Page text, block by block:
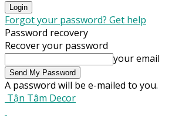
Forgot your password? Get help
Password recovery
Recover your password
your email
A password will be e-mailed to you.
Tận Tâm Decor